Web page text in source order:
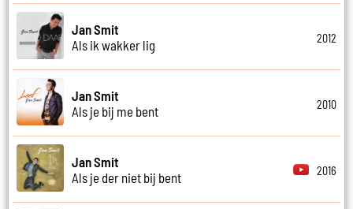
Jan Smit
Als ik wakker lig
2012
Jan Smit
Als je bij me bent
2010
Jan Smit
Als je der niet bij bent
2016